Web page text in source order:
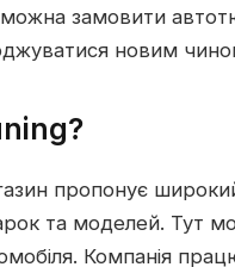
замовити
новим
пропонує
та моделей. Тут
Компанія